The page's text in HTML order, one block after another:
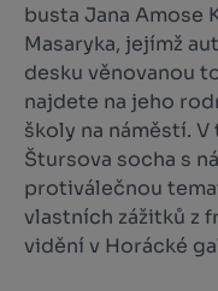
busta Jana Amose
Masaryka, jejímž
desku věnovanou
najdete na jeho
školy na náměstí.
Štursova socha s
protiválečnou
vlastních zážitků z
vidění v Horácké